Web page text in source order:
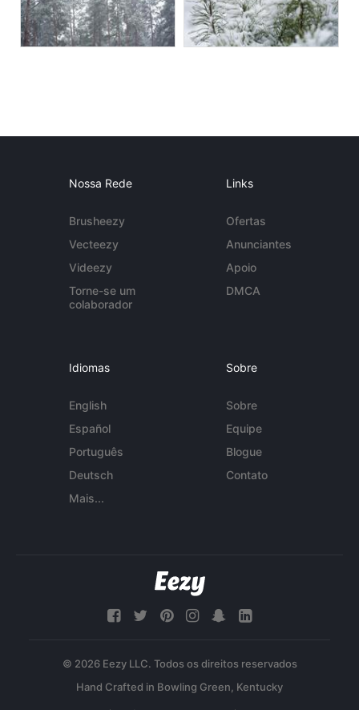
Nossa Rede
Brusheezy
Vecteezy
Videezy
Torne-se um
colaborador
Links
Ofertas
Anunciantes
Apoio
DMCA
Idiomas
English
Español
Português
Deutsch
Mais...
Sobre
Sobre
Equipe
Blogue
Contato
© 2026 Eezy LLC. Todos os direitos reservados